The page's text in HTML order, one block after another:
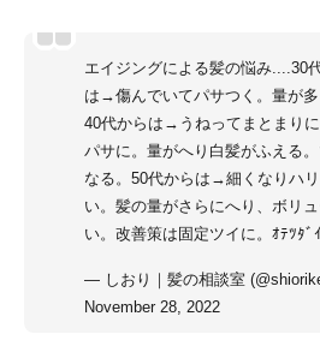
エイジングによる髪の悩み....30
は→傷んでいてパサつく。量が多
40代からは→うねってまとまり
パサに。量がへり白髪がふえる。
なる。50代からは→細くなりハ
い。髪の量がさらにへり、ボリ
い。改善策は固定ツイに。ｵﾃﾂﾀﾞｲ
— しおり｜髪の相談室
November 28, 2022